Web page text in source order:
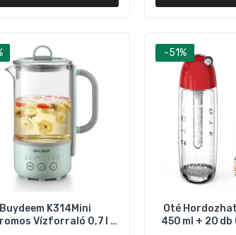
450 ml + 20 db CO₂ patron – Kék
Otthonra 450 ml + 20 db CO₂ patron –
450 ml + 20 db CO₂ patron – Zöld
Buydeem K314Mini
Vízforraló 0,7 l –
-51%
Oté
450 ml + 20 db